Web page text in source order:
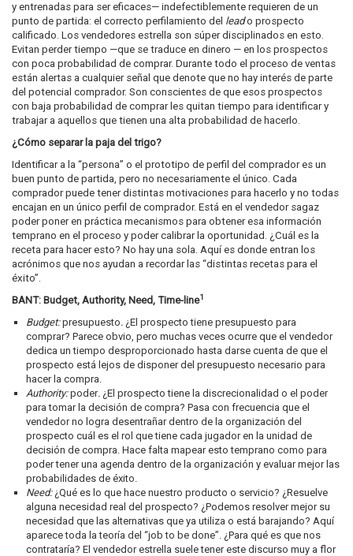
y entrenadas para ser eficaces— indefectiblemente requieren de un
punto de partida: el correcto perfilamiento del leado prospecto
calificado. Los vendedores estrella son súper disciplinados en esto.
Evitan perder tiempo —que se traduce en dinero — en los prospectos
con poca probabilidad de comprar. Durante todo el proceso de ventas
están alertas a cualquier señal que denote que no hay interés de parte
del potencial comprador. Son conscientes de que esos prospectos
con baja probabilidad de comprar les quitan tiempo para identificar y
trabajar a aquellos que tienen una alta probabilidad de hacerlo.
¿Cómo separar la paja del trigo?
Identificar a la “persona” o el prototipo de perfil del comprador es un
buen punto de partida, pero no necesariamente el único. Cada
comprador puede tener distintas motivaciones para hacerlo y no todas
encajan en un único perfil de comprador. Está en el vendedor sagaz
poder poner en práctica mecanismos para obtener esa información
temprano en el proceso y poder calibrar la oportunidad. ¿Cuál es la
receta para hacer esto? No hay una sola. Aquí es donde entran los
acrónimos que nos ayudan a recordar las “distintas recetas para el
éxito”.
BANT: Budget, Authority, Need, Time-line1
Budget:presupuesto. ¿El prospecto tiene presupuesto para
comprar? Parece obvio, pero muchas veces ocurre que el vendedor
dedica un tiempo desproporcionado hasta darse cuenta de que el
prospecto está lejos de disponer del presupuesto necesario para
hacer la compra.
Authority:poder. ¿El prospecto tiene la discrecionalidad o el poder
para tomar la decisión de compra? Pasa con frecuencia que el
vendedor no logra desentrañar dentro de la organización del
prospecto cuál es el rol que tiene cada jugador en la unidad de
decisión de compra. Hace falta mapear esto temprano como para
poder tener una agenda dentro de la organización y evaluar mejor las
probabilidades de éxito.
Need:¿Qué es lo que hace nuestro producto o servicio? ¿Resuelve
alguna necesidad real del prospecto? ¿Podemos resolver mejor su
necesidad que las alternativas que ya utiliza o está barajando? Aquí
aparece toda la teoría del “job to be done”. ¿Para qué es que nos
contrataría? El vendedor estrella suele tener este discurso muy a flor